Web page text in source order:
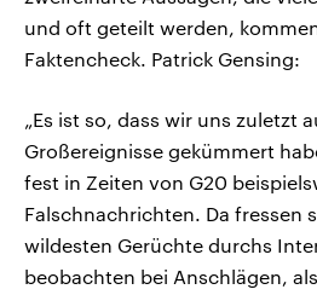
und oft geteilt werden,
Faktencheck. Patrick Gensing:
„Es ist so, dass wir uns zuletzt
Großereignisse gekümmert
fest in Zeiten von G20
Falschnachrichten. Da fressen
wildesten Gerüchte durchs
beobachten bei Anschlägen,